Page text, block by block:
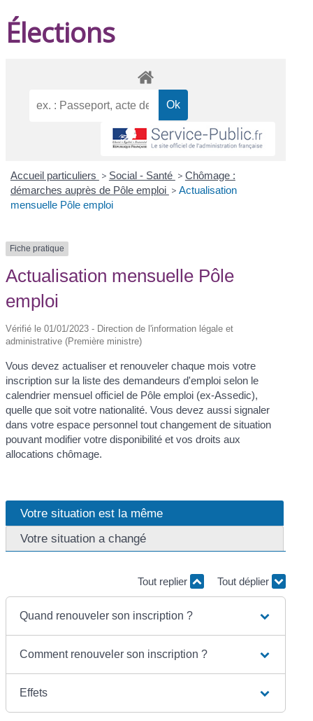
Élections
Accueil particuliers > Social - Santé > Chômage :
démarches auprès de Pôle emploi > Actualisation
mensuelle Pôle emploi
Fiche pratique
Actualisation mensuelle Pôle
emploi
Vérifié le 01/01/2023 - Direction de l'information légale et
administrative (Première ministre)
Vous devez actualiser et renouveler chaque mois votre
inscription sur la liste des demandeurs d'emploi selon le
calendrier mensuel officiel de Pôle emploi (ex-Assedic),
quelle que soit votre nationalité. Vous devez aussi signaler
dans votre espace personnel tout changement de situation
pouvant modifier votre disponibilité et vos droits aux
allocations chômage.
Votre situation est la même
Votre situation a changé
Tout replier Tout déplier
Quand renouveler son inscription ?
Comment renouveler son inscription ?
Effets